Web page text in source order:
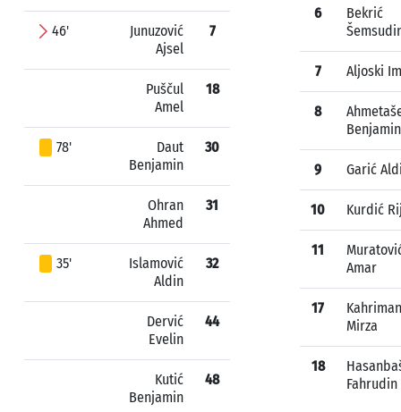
46'
Junuzović
Ajsel
7
Puščul
Amel
18
78'
Daut
Benjamin
30
Ohran
Ahmed
31
35'
Islamović
Aldin
32
Dervić
Evelin
44
Kutić
Benjamin
48
6
Bekrić
7 Aljoski
8
Benjamin
9 Garić
10 Kurdić
11
Amar
17
Mirza
18
Fahrudin